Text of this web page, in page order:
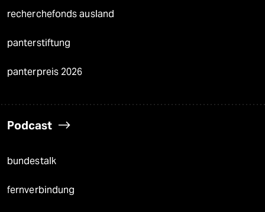
recherchefonds ausland
panterstiftung
panterpreis 2026
Podcast
bundestalk
fernverbindung